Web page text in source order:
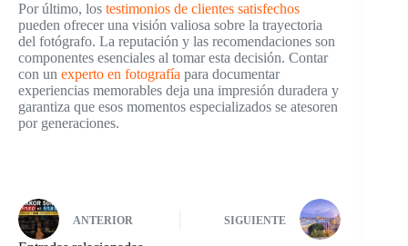
Por último, los testimonios de clientes satisfechos
pueden ofrecer una visión valiosa sobre la trayectoria
del fotógrafo. La reputación y las recomendaciones son
componentes esenciales al tomar esta decisión. Contar
con un experto en fotografía para documentar
experiencias memorables deja una impresión duradera y
garantiza que esos momentos especializados se atesoren
por generaciones.
ANTERIOR SIGUIENTE